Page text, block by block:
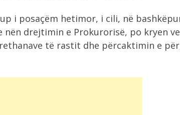
i posaçëm hetimor, i cili, në
nën drejtimin e Prokurorisë, po kryen
të rastit dhe përcaktimin e
ka arrestuar
7:59
Dita e 70-
nisin...